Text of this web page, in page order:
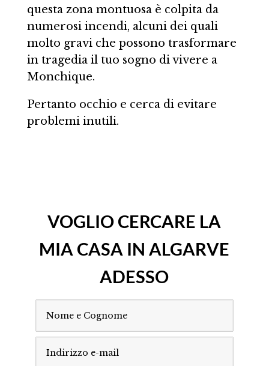
questa zona montuosa è colpita da
numerosi incendi, alcuni dei quali
molto gravi che possono trasformare
in tragedia il tuo sogno di vivere a
Monchique.
Pertanto occhio e cerca di evitare
problemi inutili.
VOGLIO CERCARE LA
MIA CASA IN ALGARVE
ADESSO